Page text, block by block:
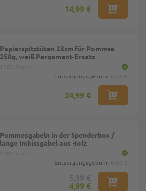
14,99 €
Papierspitztüten 23cm für Pommes
250g, weiß Pergament-Ersatz
Entsorgungsgebühr:
24,99 €
Pommesgabeln in der Spenderbox /
lange Imbissgabel aus Holz
Entsorgungsgebühr:
4,99 €